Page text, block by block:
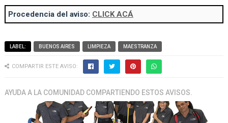
Procedencia del aviso: CLICK ACÁ
LABEL: BUENOS AIRES LIMPIEZA MAESTRANZA
COMPARTIR ESTE AVISO:
AYUDA A LA COMUNIDAD COMPARTIENDO ESTOS AVISOS.